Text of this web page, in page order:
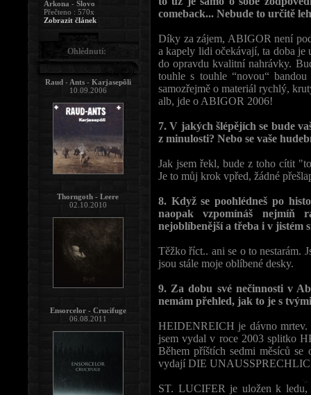
comeback... Nebude to určitě
Díky za zájem, ABIGOR není
a kapely lidi očekávají, ta doba
do opravdu kvalitní nahrávky.
touhle s touhle “novou“
samozřejmě o materiál rychlý,
alb, jde o ABIGOR 2006!
7. V jakých šlépějích se bude
z minulosti? Nebo se vaše
Jak jsem řekl, bude z toho cítit
Je to můj krok vpřed, žádné
8. Když se poohlédneš po
naopak vzpomínáš nejmíň
nejoblíbenější a třeba i v jistém
Těžko říct.. ani se o to nestarám.
jsou stále moje oblíbené desky.
9. Za dobu své nečinnosti v
nemám přehled, jak to je s
HEIDENREICH je dávno
jsem vydal v roce 2003 splitko
Během příštích sedmi měsíců
vydají DIE
ST. LUCIFER je uložen k
Arkona - Slovo
Přečteno : 570x
Zobrazit článek
Ohlédnutí:
Raud - Ants - Karjasepõli
10.09.2006
Thorngoth - Leere
02.10.2010
Ensorcelor - Crucifuge
06.08.2011